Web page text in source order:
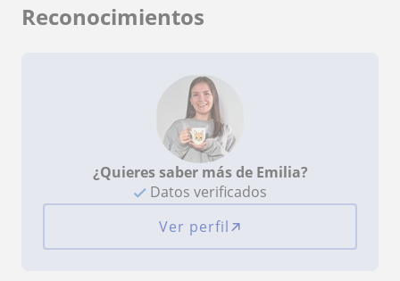
Reconocimientos
¿Quieres saber más de Emilia?
Datos verificados
Ver perfil